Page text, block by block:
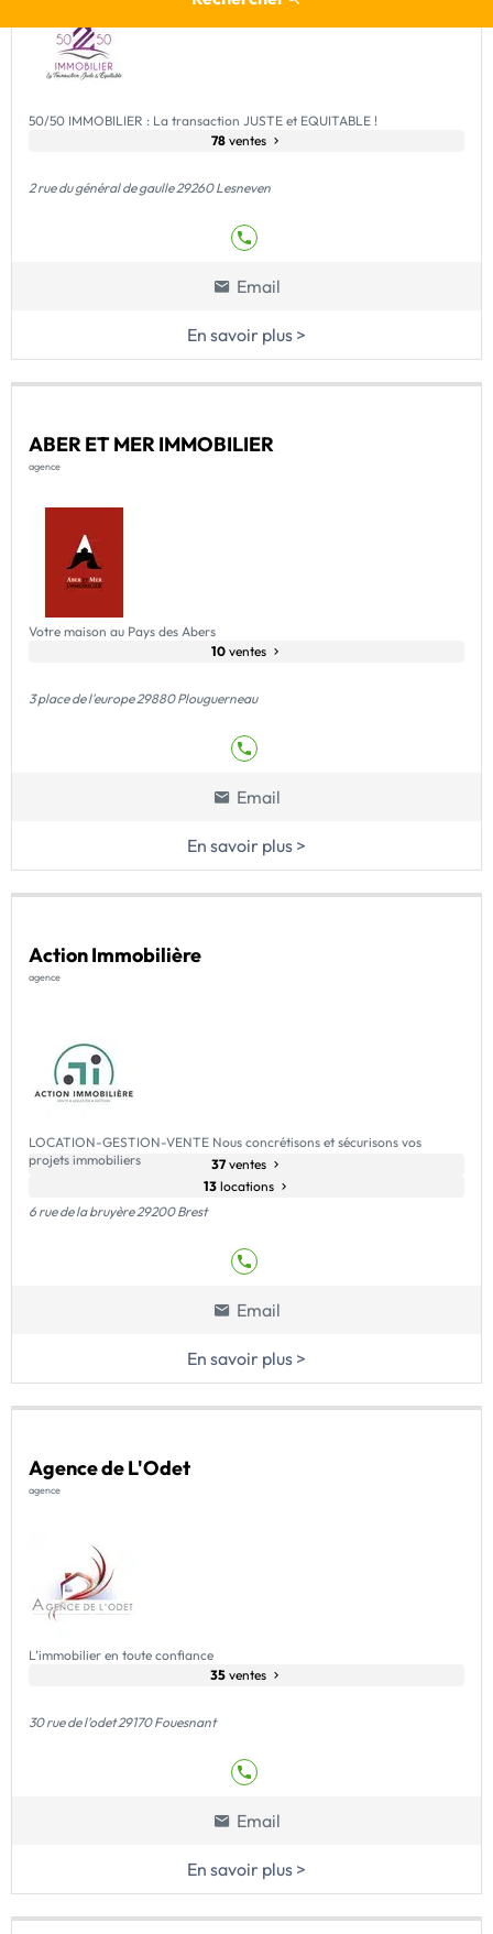
50/50 IMMOBILIER : La transaction JUSTE et EQUITABLE !
78ventes
2 rue du général de gaulle 29260 Lesneven
Email
En savoir plus >
ABER ET MER IMMOBILIER
agence
Votre maison au Pays des Abers
10ventes
3 place de l'europe 29880 Plouguerneau
Email
En savoir plus >
Action Immobilière
agence
LOCATION-GESTION-VENTE Nous concrétisons et sécurisons vos
projets immobiliers
37ventes
13locations
6 rue de la bruyère 29200 Brest
Email
En savoir plus >
Agence de L'Odet
agence
L’immobilier en toute confiance
35 ventes
30 rue de l'odet 29170 Fouesnant
Email
En savoir plus >